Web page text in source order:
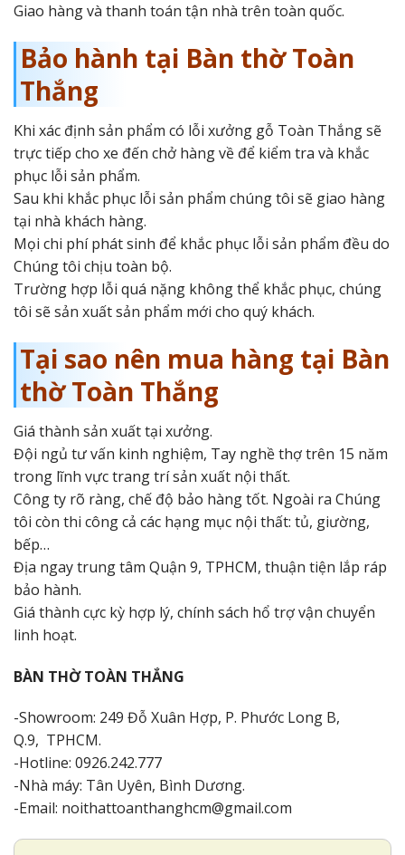
Giao hàng và thanh toán tận nhà trên toàn quốc.
Bảo hành tại Bàn thờ Toàn
Thắng
Khi xác định sản phẩm có lỗi xưởng gỗ Toàn Thắng sẽ
trực tiếp cho xe đến chở hàng về để kiểm tra và khắc
phục lỗi sản phẩm.
Sau khi khắc phục lỗi sản phẩm chúng tôi sẽ giao hàng
tại nhà khách hàng.
Mọi chi phí phát sinh để khắc phục lỗi sản phẩm đều do
Chúng tôi chịu toàn bộ.
Trường hợp lỗi quá nặng không thể khắc phục, chúng
tôi sẽ sản xuất sản phẩm mới cho quý khách.
Tại sao nên mua hàng tại Bàn
thờ Toàn Thắng
Giá thành sản xuất tại xưởng.
Đội ngủ tư vấn kinh nghiệm, Tay nghề thợ trên 15 năm
trong lĩnh vực trang trí sản xuất nội thất.
Công ty rõ ràng, chế độ bảo hàng tốt. Ngoài ra Chúng
tôi còn thi công cả các hạng mục nội thất: tủ, giường,
bếp…
Địa ngay trung tâm Quận 9, TPHCM, thuận tiện lắp ráp
bảo hành.
Giá thành cực kỳ hợp lý, chính sách hổ trợ vận chuyển
linh hoạt.
BÀN THỜ TOÀN THẮNG
-Showroom: 249 Đỗ Xuân Hợp, P. Phước Long B,
Q.9, TPHCM.
-Hotline: 0926.242.777
-Nhà máy: Tân Uyên, Bình Dương.
-Email: noithattoanthanghcm@gmail.com